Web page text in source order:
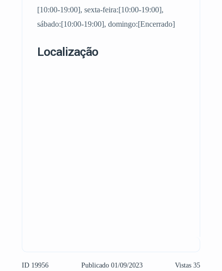
[10:00-19:00], sexta-feira:[10:00-19:00],
sábado:[10:00-19:00], domingo:[Encerrado]
Localização
ID 19956 Publicado 01/09/2023 Vistas 35